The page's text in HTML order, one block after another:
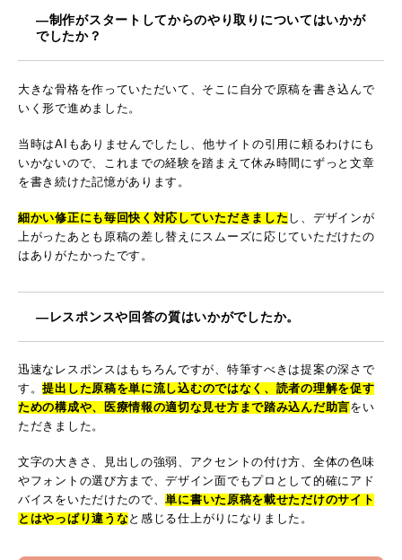
―制作がスタートしてからのやり取りについてはいかが
でしたか？
大きな骨格を作っていただいて、そこに自分で原稿を書き込んで
いく形で進めました。
当時はAIもありませんでしたし、他サイトの引用に頼るわけにも
いかないので、これまでの経験を踏まえて休み時間にずっと文章
を書き続けた記憶があります。
細かい修正にも毎回快く対応していただきました し、デザインが
上がったあとも原稿の差し替えにスムーズに応じていただけたの
はありがたかったです。
―レスポンスや回答の質はいかがでしたか。
迅速なレスポンスはもちろんですが、特筆すべきは提案の深さで
す。提出した原稿を単に流し込むのではなく、読者の理解を促す
ための構成や、医療情報の適切な見せ方まで踏み込んだ助言をい
ただきました。
文字の大きさ、見出しの強弱、アクセントの付け方、全体の色味
やフォントの選び方まで、デザイン面でもプロとして的確にアド
バイスをいただけたので、単に書いた原稿を載せただけのサイト
とはやっぱり違うなと感じる仕上がりになりました。